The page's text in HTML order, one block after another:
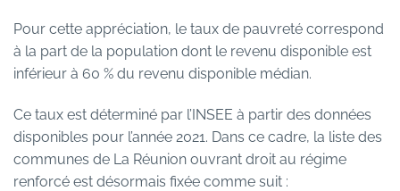
Pour cette appréciation, le taux de pauvreté correspond
à la part de la population dont le revenu disponible est
inférieur à 60 % du revenu disponible médian.
Ce taux est déterminé par l’INSEE à partir des données
disponibles pour l’année 2021. Dans ce cadre, la liste des
communes de La Réunion ouvrant droit au régime
renforcé est désormais fixée comme suit :